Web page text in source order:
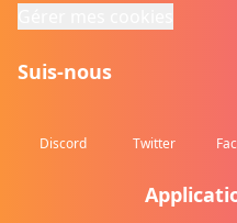
Suis-nous
Discord Twitter